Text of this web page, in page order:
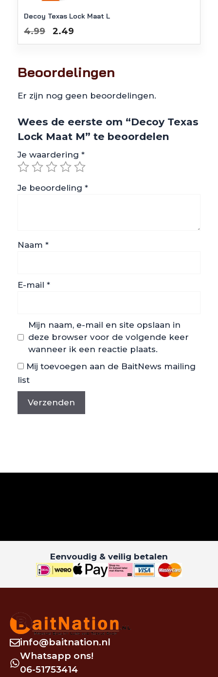
50
Decoy Texas Lock Maat L
4.99
Oorspronkelijke
prijs
2.49
prijs
€2.49.
Beoordelingen
Er zijn nog geen beoordelingen.
Wees de eerste om “Decoy Texas
Lock Maat M” te beoordelen
Je waardering *
Je beoordeling *
Naam *
E-mail *
Mijn naam, e-mail en site opslaan in
deze browser voor de volgende keer
wanneer ik een reactie plaats.
Mij toevoegen aan de BaitNews mailing
list
Eenvoudig & veilig betalen
info@baitnation.nl
Whatsapp ons!
06-51753414